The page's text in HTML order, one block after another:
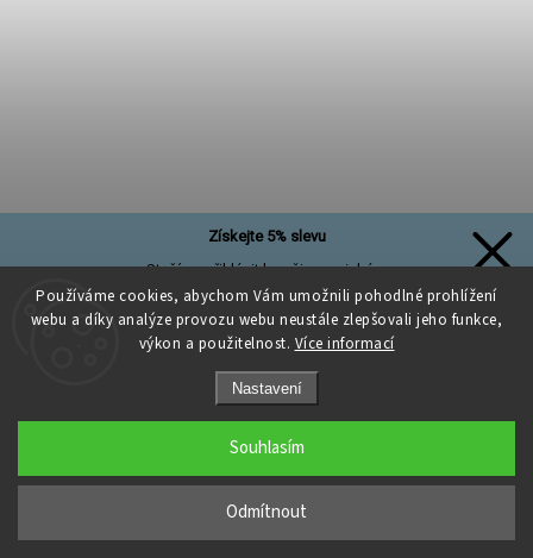
Používáme cookies, abychom Vám umožnili pohodlné prohlížení
webu a díky analýze provozu webu neustále zlepšovali jeho funkce,
výkon a použitelnost. Více informací
Nastavení
Odmítnout
Souhlasím
Sunset
Získejte 5% slevu
Stačí se přihlásit k našim novinkám
a sleva na první nákup je Vaše!
Přihlásit se a získat slevu